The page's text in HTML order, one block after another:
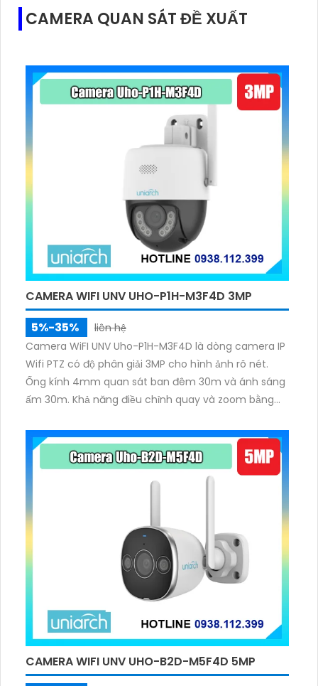
CAMERA QUAN SÁT ĐỀ XUẤT
CAMERA WIFI UNV UHO-P1H-M3F4D 3MP
5%-35%
liên hệ
Camera WiFI UNV Uho-P1H-M3F4D là dòng camera IP
Wifi PTZ có độ phân giải 3MP cho hình ảnh rõ nét.
Ống kính 4mm quan sát ban đêm 30m và ánh sáng
ấm 30m. Khả năng điều chỉnh quay và zoom bằng
đường kẻ và phát hiện xâm nhập
CAMERA WIFI UNV UHO-B2D-M5F4D 5MP